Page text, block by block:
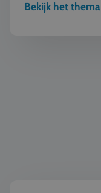
Bekijk het thema